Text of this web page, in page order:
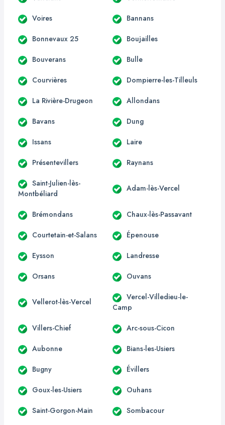
Voires Bannans
Bonnevaux 25 Boujailles
Bouverans Bulle
Courvières Dompierre-les-Tilleuls
La Rivière-Drugeon Allondans
Bavans Dung
Issans Laire
Présentevillers Raynans
Saint-Julien-lès-
Montbéliard
Adam-lès-Vercel
Brémondans Chaux-lès-Passavant
Courtetain-et-Salans Épenouse
Eysson Landresse
Orsans Ouvans
Vellerot-lès-Vercel
Vercel-Villedieu-le-
Camp
Villers-Chief Arc-sous-Cicon
Aubonne Bians-les-Usiers
Bugny Évillers
Goux-les-Usiers Ouhans
Saint-Gorgon-Main Sombacour